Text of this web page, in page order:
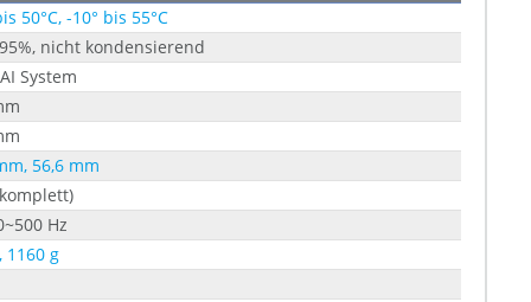
50°C, -10° bis 55°C
nicht kondensierend
System
56,6 mm
Hz
1160 g